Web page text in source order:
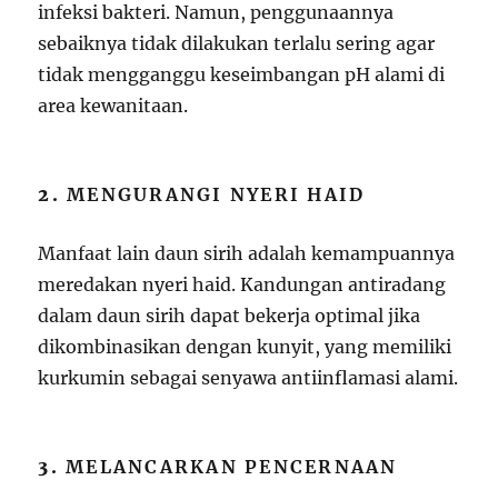
infeksi bakteri. Namun, penggunaannya
sebaiknya tidak dilakukan terlalu sering agar
tidak mengganggu keseimbangan pH alami di
area kewanitaan.
2.MENGURANGI NYERI HAID
Manfaat lain daun sirih adalah kemampuannya
meredakan nyeri haid. Kandungan antiradang
dalam daun sirih dapat bekerja optimal jika
dikombinasikan dengan kunyit, yang memiliki
kurkumin sebagai senyawa antiinflamasi alami.
3.MELANCARKAN PENCERNAAN